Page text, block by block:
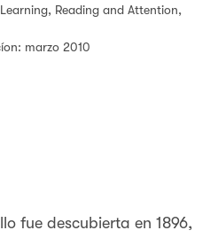
Reading and Attention,
marzo 2010
fue descubierta en 1896,